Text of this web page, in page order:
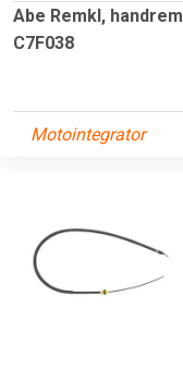
Abe Remkl, handrem
C7F038
Motointegrator